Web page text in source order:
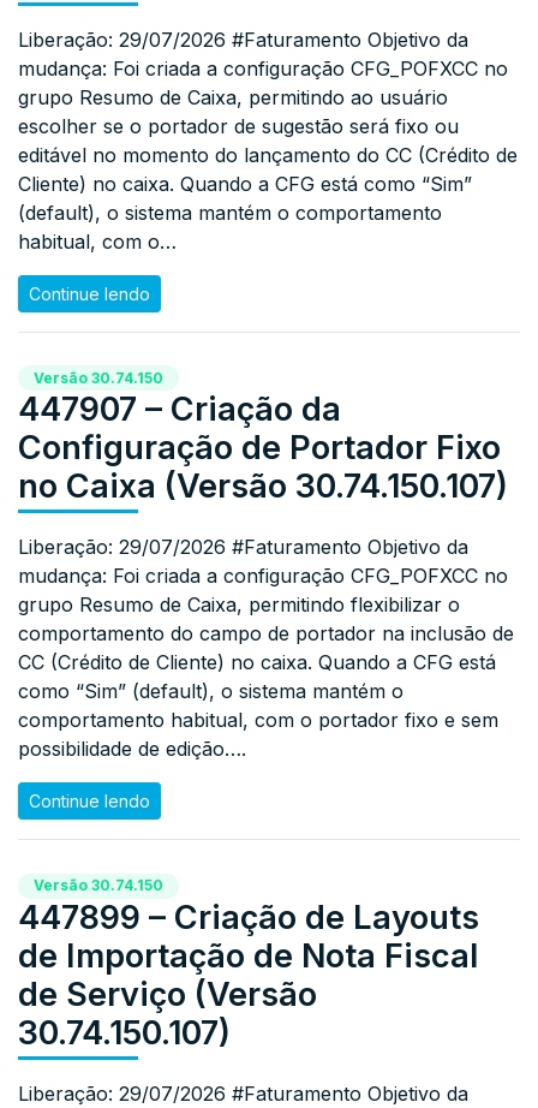
Liberação: 29/07/2026 #Faturamento Objetivo da
mudança: Foi criada a configuração CFG_POFXCC no
grupo Resumo de Caixa, permitindo ao usuário
escolher se o portador de sugestão será fixo ou
editável no momento do lançamento do CC (Crédito de
Cliente) no caixa. Quando a CFG está como “Sim”
(default), o sistema mantém o comportamento
habitual, com o…
Continue lendo
Versão 30.74.150
447907 – Criação da
Configuração de Portador Fixo
no Caixa (Versão 30.74.150.107)
Liberação: 29/07/2026 #Faturamento Objetivo da
mudança: Foi criada a configuração CFG_POFXCC no
grupo Resumo de Caixa, permitindo flexibilizar o
comportamento do campo de portador na inclusão de
CC (Crédito de Cliente) no caixa. Quando a CFG está
como “Sim” (default), o sistema mantém o
comportamento habitual, com o portador fixo e sem
possibilidade de edição….
Continue lendo
Versão 30.74.150
447899 – Criação de Layouts
de Importação de Nota Fiscal
de Serviço (Versão
30.74.150.107)
Liberação: 29/07/2026 #Faturamento Objetivo da